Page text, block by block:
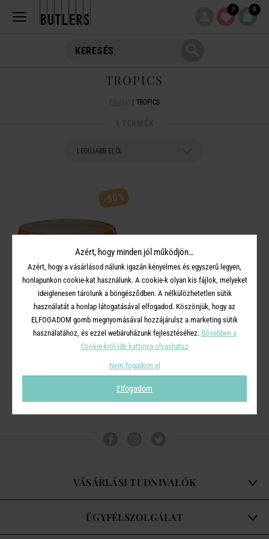
0 0
TROPICS
Főoldal TROPICS
1 TERMÉK
-50%
TROPICS
kaspó Ø18cm , papagáj
VÁSÁRLÁSI TUDNIVALÓK
ÜGYFÉLSZOLGÁLAT
Azért, hogy minden jól működjön…
Azért, hogy a vásárlásod nálunk igazán kényelmes és egyszerű legyen,
honlapunkon cookie-kat használunk. A cookie-k olyan kis fájlok, melyeket
ideiglenesen tárolunk a böngésződben. A nélkülözhetetlen sütik
használatát a honlap látogatásával elfogadod. Köszönjük, hogy az
ELFOGADOM gomb megnyomásával hozzájárulsz a marketing sütik
használatához, és ezzel webáruházunk fejlesztéséhez. Bővebben a
Cookie-król ide kattinva olvashatsz
Nem fogadom el
Elfogadom